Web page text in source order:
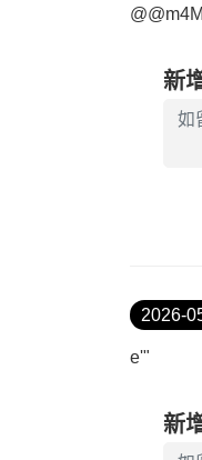
新
2026-
e'"
新